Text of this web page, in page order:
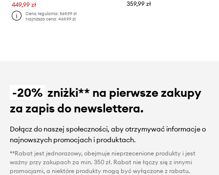
449,99 zł
Cena regularna:569,99 zł
Najniższa cena:469,99 zł
359,99 zł
-20% zniżki** na pierwsze zakupy
za zapis do newslettera.
Dołącz do naszej społeczności, aby otrzymywać informacje o
najnowszych promocjach i produktach.
**Rabat jest jednorazowy, obejmuje nieprzecenione produkty i jest
ważny przy zakupach za min. 350 zł. Rabat nie łączy się z innymi
promocjami, a niektóre produkty mogą być wyłączone z rabatu.